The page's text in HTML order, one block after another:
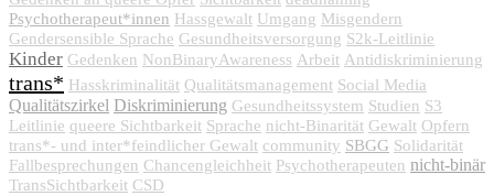
Psychotherapeut*innen Hassgewalt Umgang Misgendern
Gendersensible Sprache Gesundheitsversorgung S2k-Leitlinie
Kinder Gedenken NonBinaryAwareness Arbeit Antidiskriminierung
trans* Hasskriminalität Qualitätsmanagement Social Media
Qualitätszirkel Diskriminierung Gesundheitssystem Studien S3
Leitlinie queere Sichtbarkeit Sprache nicht-Binarität Gewalt Opfern
trans*- und inter*feindlicher Gewalt community SBGG Solidarität
Fallbesprechungen Chancengleichheit Psychotherapeuten nicht-binär
TransSichtbarkeit CSD